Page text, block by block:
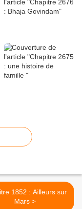
1852 : Ailleurs sur
Mars >